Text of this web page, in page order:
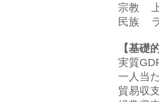
宗教 上
民族
【基礎
実質
一人当
貿易収